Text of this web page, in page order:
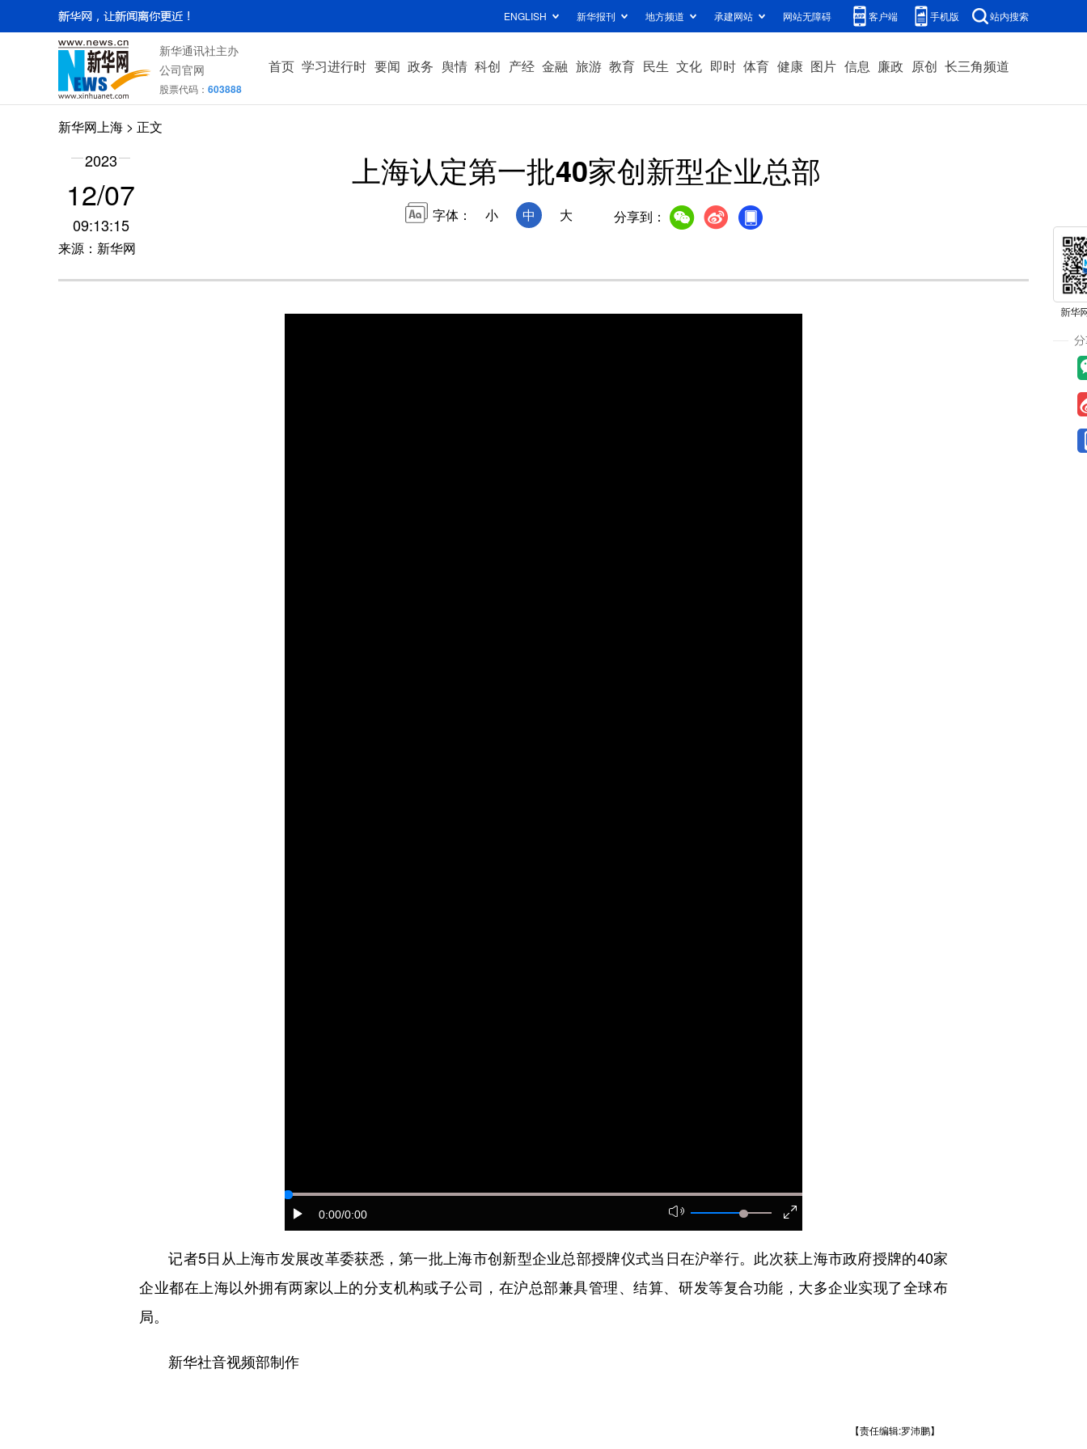
ENGLISH 新华报刊 地方频道 承建网站 网站无障碍 客户端 手机版 站内搜索
新华通讯社主办
公司官网
股票代码： 603888
首页 学习进行时 要闻 政务 舆情 科创 产经 金融 旅游 教育 民生 文化 即时 体育 健康 图片 信息 廉政 原创 长三角频道
新华网上海 > 正文
2023
12/07
09:13:15
来源：新华网
上海认定第一批40家创新型企业总部
字体： 小 中 大 分享到：
0:00/0:00
记者5日从上海市发展改革委获悉，第一批上海市创新型企业总部授牌仪式当日在沪举行。此次获上海市政府授牌的40家
企业都在上海以外拥有两家以上的分支机构或子公司，在沪总部兼具管理、结算、研发等复合功能，大多企业实现了全球布
局。
新华社音视频部制作
【责任编辑:罗沛鹏】